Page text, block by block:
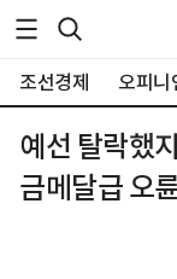
조선경제 오피니
예선 탈락했
금메달급 오